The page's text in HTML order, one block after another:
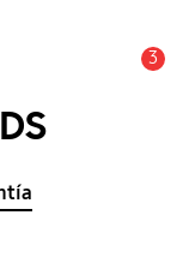
3